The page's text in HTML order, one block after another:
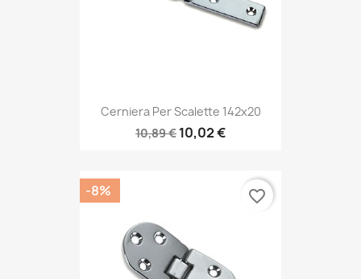
Cerniera Per Scalette 142x20
10,89 € 10,02 €
-8% favorite_border